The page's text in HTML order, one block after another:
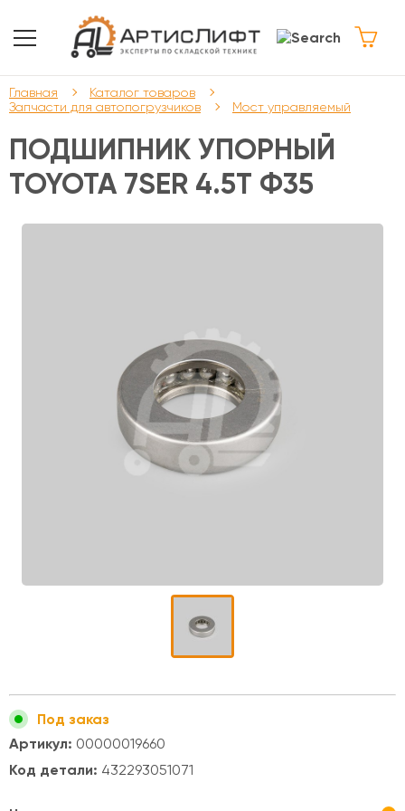
Главная
Каталог товаров
Запчасти для автопогрузчиков
Мост управляемый
ПОДШИПНИК УПОРНЫЙ
TOYOTA 7SER 4.5T Ф35
Под заказ
Артикул: 00000019660
Код детали: 432293051071